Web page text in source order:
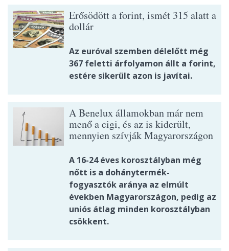
Erősödött a forint, ismét 315 alatt a
dollár
Az euróval szemben délelőtt még
367 feletti árfolyamon állt a forint,
estére sikerült azon is javítai.
A Benelux államokban már nem
menő a cigi, és az is kiderült,
mennyien szívják Magyarországon
A 16-24 éves korosztályban még
nőtt is a dohánytermék-
fogyasztók aránya az elmúlt
években Magyarországon, pedig az
uniós átlag minden korosztályban
csökkent.